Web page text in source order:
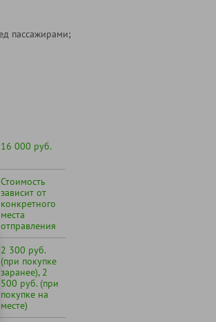
пассажирами;
16 000 руб.
Стоимость
зависит от
конкретного
места
отправления
2 300 руб.
(при покупке
заранее), 2
500 руб. (при
покупке на
месте)